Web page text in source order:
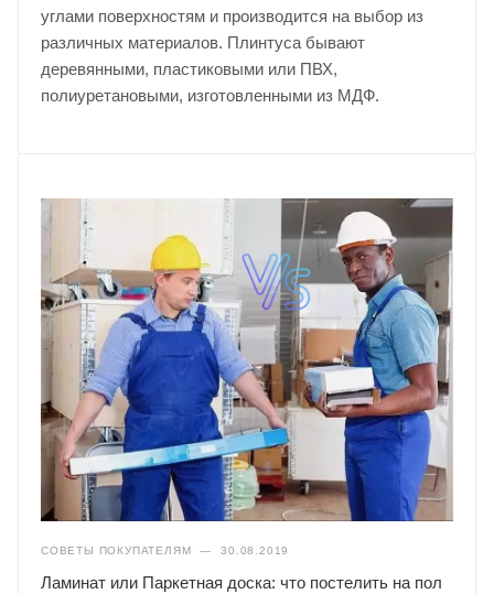
углами поверхностям и производится на выбор из
различных материалов. Плинтуса бывают
деревянными, пластиковыми или ПВХ,
полиуретановыми, изготовленными из МДФ.
СОВЕТЫ ПОКУПАТЕЛЯМ — 30.08.2019
Ламинат или Паркетная доска: что постелить на пол